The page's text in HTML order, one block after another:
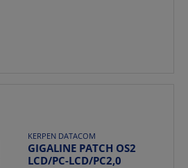
KERPEN DATACOM
GIGALINE PATCH OS2
LCD/PC-LCD/PC2,0